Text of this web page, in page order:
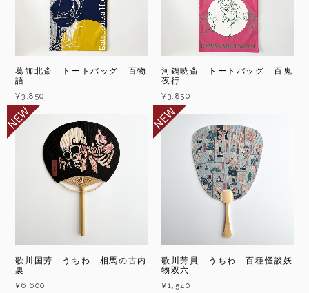
葛飾北斎 トートバッグ 百物
語
¥3,850
河鍋暁斎 トートバッグ 百鬼
夜行
¥3,850
歌川国芳 うちわ 相馬の古内
裏
¥6,600
歌川芳員 うちわ 百種怪談妖
物双六
¥1,540